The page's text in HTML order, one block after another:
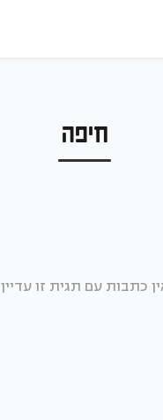
חיפה
כתבות עם תגית זו עדיין